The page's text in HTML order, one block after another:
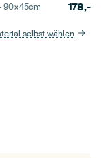
90×45cm 178,-
selbst wählen